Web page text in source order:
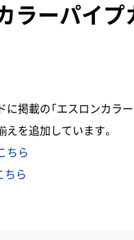
ラーパイプ
掲載の「エスロンカラ
を追加しています。
ちら
ちら